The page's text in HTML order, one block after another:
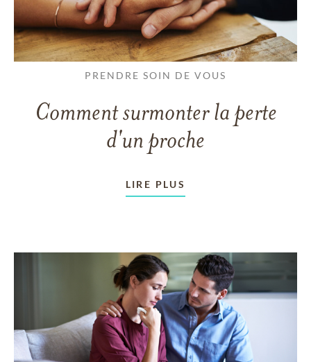
PRENDRE SOIN DE VOUS
Comment surmonter la perte
d'un proche
LIRE PLUS